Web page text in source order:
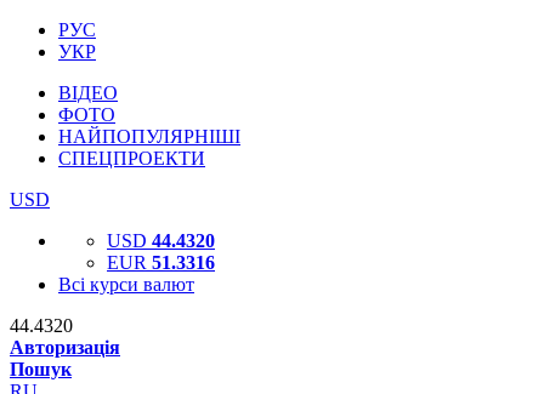
РУС
УКР
ВІДЕО
ФОТО
НАЙПОПУЛЯРНІШІ
СПЕЦПРОЕКТИ
USD
USD 44.4320
EUR 51.3316
Всі курси валют
44.4320
Авторизація
Пошук